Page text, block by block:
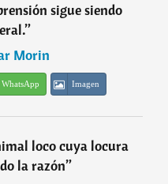
sigue siendo
”
Morin
WhatsApp Imagen
loco cuya locura
la razón”